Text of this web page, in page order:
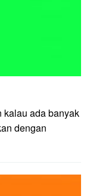
kalau ada banyak
dengan